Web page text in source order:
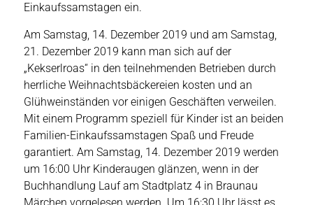
Einkaufssamstagen ein.
Am Samstag, 14. Dezember 2019 und am Samstag,
21. Dezember 2019 kann man sich auf der
„Kekserlroas“ in den teilnehmenden Betrieben durch
herrliche Weihnachtsbäckereien kosten und an
Glühweinständen vor einigen Geschäften verweilen.
Mit einem Programm speziell für Kinder ist an beiden
Familien-Einkaufssamstagen Spaß und Freude
garantiert. Am Samstag, 14. Dezember 2019 werden
um 16:00 Uhr Kinderaugen glänzen, wenn in der
Buchhandlung Lauf am Stadtplatz 4 in Braunau